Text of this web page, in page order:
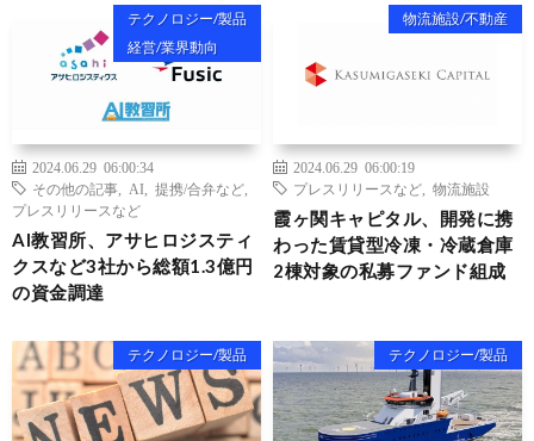
テクノロジー/製品
経営/業界動向
2024.06.29 06:00:34
その他の記事
AI 提携/合弁など
プレスリリースなど
AI教習所、アサヒロジスティ
クスなど3社から総額1.3億円
の資金調達
物流施設/不動産
2024.06.29 06:00:19
プレスリリースなど
物流施設
霞ヶ関キャピタル、開発に携
わった賃貸型冷凍・冷蔵倉庫
2棟対象の私募ファンド組成
テクノロジー/製品 テクノロジー/製品